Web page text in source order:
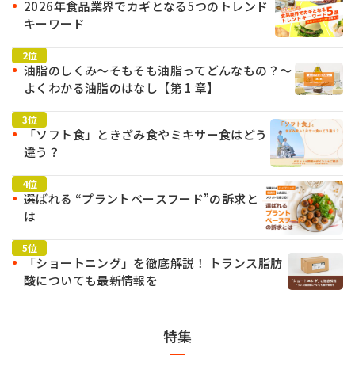
2026年食品業界でカギとなる5つのトレンド
キーワード
油脂のしくみ～そもそも油脂ってどんなもの？～
よくわかる油脂のはなし【第 1 章】
「ソフト食」ときざみ食やミキサー食はどう
違う？
選ばれる “プラントベースフード”の訴求と
は
「ショートニング」を徹底解説！ トランス脂肪
酸についても最新情報を
特集